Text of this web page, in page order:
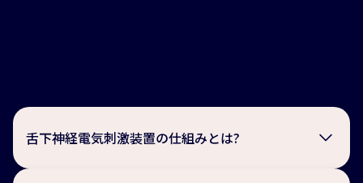
舌下神経電気刺激装置の仕組みとは?